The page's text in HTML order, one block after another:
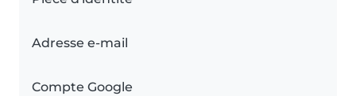
Adresse e-mail
Compte Google